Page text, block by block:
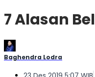
7 Alasan
Baghendra Lodra